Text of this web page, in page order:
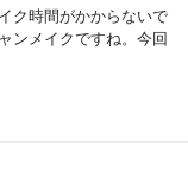
ク時間がかからないで
ンメイクですね。今回